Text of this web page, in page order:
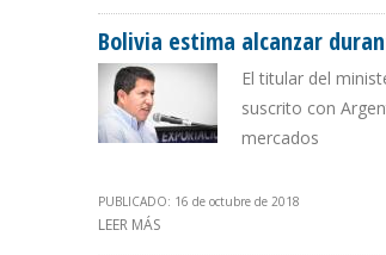
Bolivia estima alcanzar
El titular del
suscrito con
mercados
PUBLICADO: 16 de octubre de 2018
LEER MÁS